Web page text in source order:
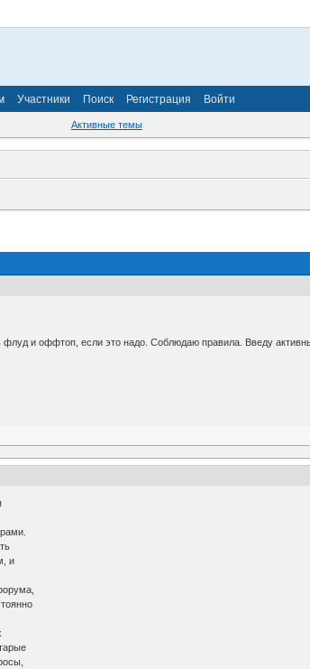
Участники Поиск Регистрация Войти
Активные темы
и оффтоп, если это надо. Соблюдаю правила. Введу
и